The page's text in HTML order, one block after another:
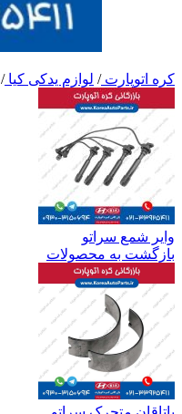
کره اتوپارت/ لوازم یدکی کیا/
وایر شمع سراتو
بازگشت به محصولات